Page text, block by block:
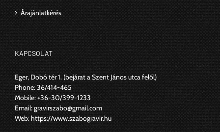
Árajánlatkérés
KAPCSOLAT
Eger, Dobó tér 1.(bejárat a Szent János utca felől)
Phone:36/414-465
Mobile:+36-30/399-1233
Email:gravirszabo@gmail.com
Web:https://www.szabogravir.hu